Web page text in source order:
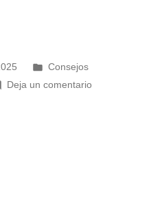
Consejos
Deja un comentario